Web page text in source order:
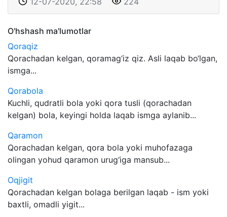
O'hshash ma'lumotlar
Qoraqiz
Qorachadan kelgan, qoramag‘iz qiz. Asli laqab bo‘lgan,
ismga...
Qorabola
Kuchli, qudratli bola yoki qora tusli (qorachadan
kelgan) bola, keyingi holda laqab ismga aylanib...
Qaramon
Qorachadan kelgan, qora bola yoki muhofazaga
olingan yohud qaramon urug‘iga mansub...
Oqjigit
Qorachadan kelgan bolaga berilgan laqab - ism yoki
baxtli, omadli yigit...